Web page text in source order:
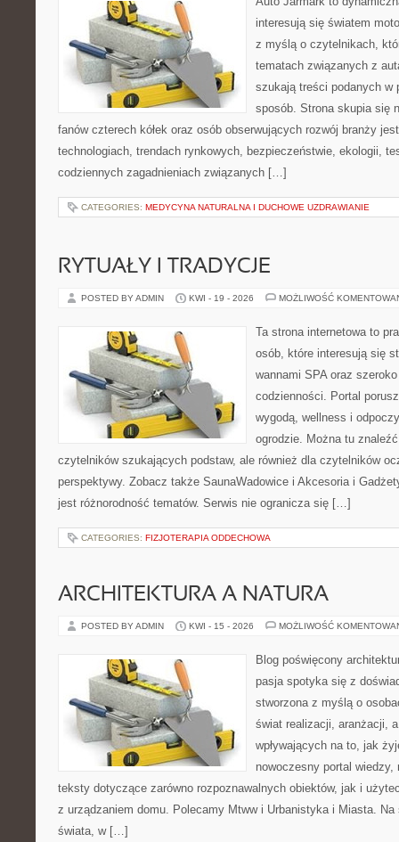
interesują się światem
z myślą o czytelnikach,
tematach związanych z
szukają treści podanych w
sposób. Strona skupia się
fanów czterech kółek oraz osób obserwujących rozwój branży
technologiach, trendach rynkowych, bezpieczeństwie, ekologii,
codziennych zagadnieniach związanych […]
CATEGORIES: MEDYCYNA NATURALNA I DUCHOWE UZDRAWIANIE
RYTUAŁY I TRADYCJE
POSTED BY ADMIN KWI - 19 - 2026 MOŻLIWOŚĆ
Ta strona internetowa to
osób, które interesują się
wannami SPA oraz
codzienności. Portal
wygodą, wellness i
ogrodzie. Można tu
czytelników szukających podstaw, ale również dla czytelników
perspektywy. Zobacz także SaunaWadowice i Akcesoria i
jest różnorodność tematów. Serwis nie ogranicza się […]
CATEGORIES: FIZJOTERAPIA ODDECHOWA
ARCHITEKTURA A NATURA
POSTED BY ADMIN KWI - 15 - 2026 MOŻLIWOŚĆ
Blog poświęcony
pasja spotyka się z
stworzona z myślą o
świat realizacji, aranżacji,
wpływających na to, jak
nowoczesny portal
teksty dotyczące zarówno rozpoznawalnych obiektów, jak i
z urządzaniem domu. Polecamy Mtww i Urbanistyka i Miasta.
świata, w […]